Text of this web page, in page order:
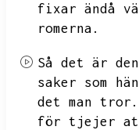
fixar ändå
romerna.
Så det är
saker som
det man tror.
för tjejer att